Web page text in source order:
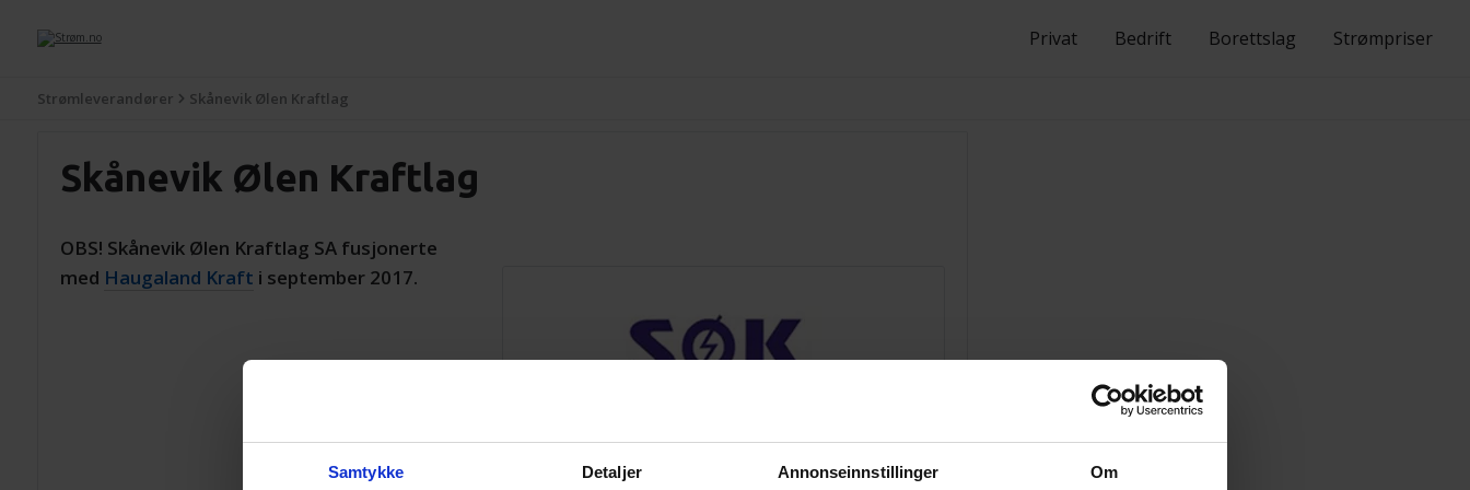
Samtykke Detaljer Annonseinnstillinger Om
Privat Bedrift Borettslag Strømpriser
Strømleverandører Skånevik Ølen Kraftlag
Skånevik Ølen Kraftlag
Kontaktinformasjon
OBS! Skånevik Ølen Kraftlag SA fusjonerte
med Haugaland Kraft i september 2017.